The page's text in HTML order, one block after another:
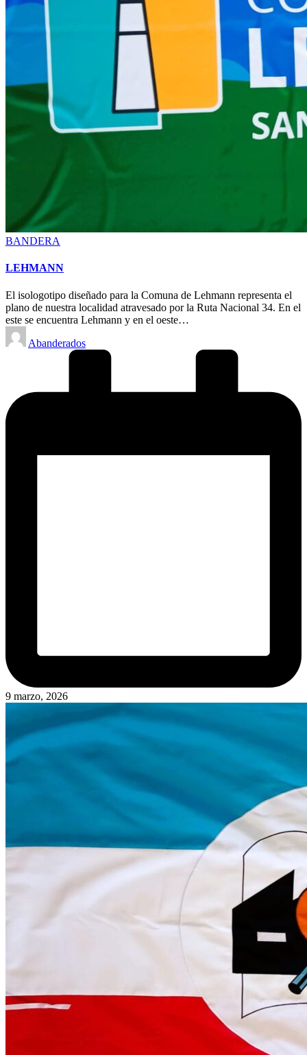
Posted
BANDERA
LEHMANN
El isologotipo diseñado para la Comuna de Lehmann representa el
plano de nuestra localidad atravesado por la Ruta Nacional 34. En el
este se encuentra Lehmann y en el oeste…
Posted
by
Abanderados
9 marzo, 2026